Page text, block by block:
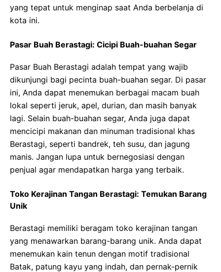
yang tepat untuk menginap saat Anda berbelanja di
kota ini.
Pasar Buah Berastagi: Cicipi Buah-buahan Segar
Pasar Buah Berastagi adalah tempat yang wajib
dikunjungi bagi pecinta buah-buahan segar. Di pasar
ini, Anda dapat menemukan berbagai macam buah
lokal seperti jeruk, apel, durian, dan masih banyak
lagi. Selain buah-buahan segar, Anda juga dapat
mencicipi makanan dan minuman tradisional khas
Berastagi, seperti bandrek, teh susu, dan jagung
manis. Jangan lupa untuk bernegosiasi dengan
penjual agar mendapatkan harga yang terbaik.
Toko Kerajinan Tangan Berastagi: Temukan Barang
Unik
Berastagi memiliki beragam toko kerajinan tangan
yang menawarkan barang-barang unik. Anda dapat
menemukan kain tenun dengan motif tradisional
Batak, patung kayu yang indah, dan pernak-pernik